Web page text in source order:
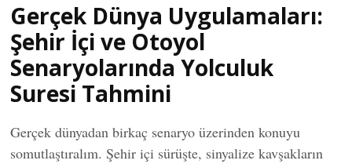
Gerçek Dünya Uygulamaları:
Şehir İçi ve Otoyol
Senaryolarında Yolculuk
Suresi Tahmini
Gerçek dünyadan birkaç senaryo üzerinden konuyu
somutlaştıralım. Şehir içi sürüşte, sinyalize kavşakların